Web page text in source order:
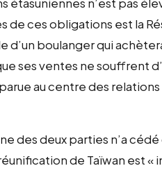
de ces obligations est la
boulanger qui
ses ventes ne souffrent
au centre des
des deux parties n’a
de Taïwan est «